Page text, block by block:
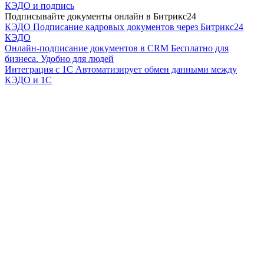
КЭДО и подпись
Подписывайте документы онлайн в Битрикс24
КЭДО Подписание кадровых документов через Битрикс24
КЭДО
Онлайн-подписание документов в CRM Бесплатно для
бизнеса. Удобно для людей
Интеграция с 1С Автоматизирует обмен данными между
КЭДО и 1С